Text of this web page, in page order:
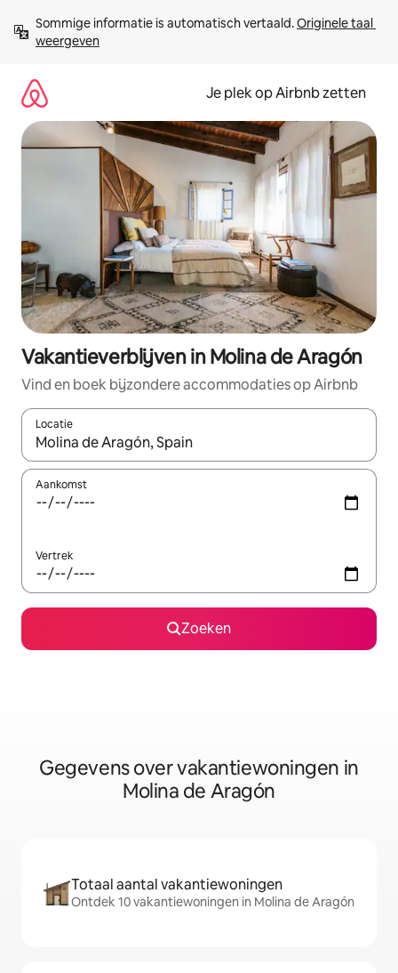
direct
naar
Sommige informatie is automatisch vertaald. Originele taal
weergeven
Je plek op Airbnb zetten
Vakantieverblijven in Molina de Aragón
Vind en boek bijzondere accommodaties op Airbnb
Locatie
Wanneer er resultaten beschikbaar zijn, maak je een keuze
Aankomst
Vertrek
Zoeken
Gegevens over vakantiewoningen in
Molina de Aragón
Totaal aantal vakantiewoningen
Ontdek 10 vakantiewoningen in Molina de Aragón